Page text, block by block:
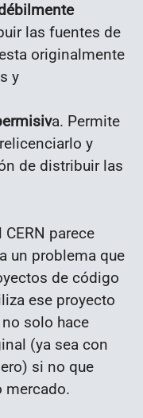
las fuentes de
originalmente
y
a. Permite
y
de distribuir las
parece
un problema que
de código
ese proyecto
solo hace
(ya sea con
si no que
mercado.